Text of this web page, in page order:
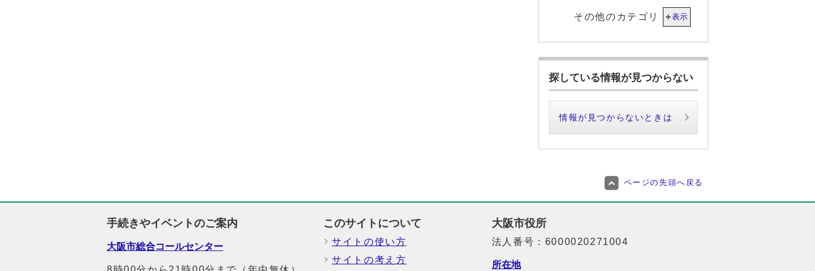
その他のカテゴリ 表示
探している情報が見つからない
情報が見つからないときは
ページの先頭へ戻る
手続きやイベントのご案内
大阪市総合コールセンター
このサイトについて
サイトの使い方
サイトの考え方
大阪市役所
法人番号：6000020271004
所在地